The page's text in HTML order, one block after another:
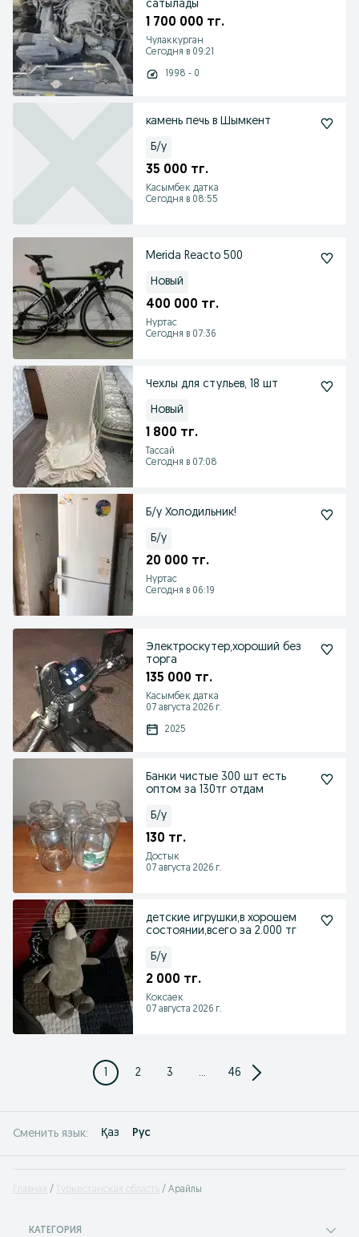
сатылады
1 700 000 тг.
Чулаккурган
Сегодня в 09:21
1998 - 0
камень печь в Шымкент
Б/у
35 000 тг.
Касымбек датка
Сегодня в 08:55
Merida Reacto 500
Новый
400 000 тг.
Нуртас
Сегодня в 07:36
Чехлы для стульев, 18 шт
Новый
1 800 тг.
Тассай
Сегодня в 07:08
Б/у Холодильник!
Б/у
20 000 тг.
Нуртас
Сегодня в 06:19
Электроскутер,хороший без
торга
135 000 тг.
Касымбек датка
07 августа 2026 г.
2025
Банки чистые 300 шт есть
оптом за 130тг отдам
Б/у
130 тг.
Достык
07 августа 2026 г.
детские игрушки,в хорошем
состоянии,всего за 2.000 тг
Б/у
2 000 тг.
Коксаек
07 августа 2026 г.
1 2 3 ... 46
Сменить язык: Қаз Рус
Главная Туркестанская область Арайлы
КАТЕГОРИЯ